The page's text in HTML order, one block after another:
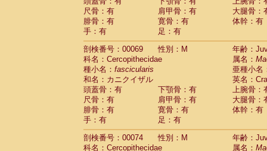
CercopithecidaeErythrocebus patas
CercopithecidaeMiopithecus talapoin
CercopithecidaeCercopithecinae spp.
CercopithecidaeColobus angolensis
CercopithecidaeColobus guereza (0)
Cercopithecidae Colobus polykomos
Cercopithecidae Piliocolobus badius
Cercopithecidae Kasi senex vetulus(0)
CercopithecidaeKasi senex
CercopithecidaeNasalis larvatus(0)
CercopithecidaePresbytes
CercopithecidaePygathrix nemaeus
CercopithecidaeSemnopithecus
Cercopithecidae
Trachypithecus
尺骨：有
肩甲骨：有
大腿骨：
腓骨：有
寛骨：有
体幹：有
手：有
足：有
剖検番号：00069
性別：M
年齢：
科名：Cercopithecidae
属名：
種小名： fascicularis
亜種小名
和名：カニクイザル
英名：
頭蓋骨：有
下顎骨：有
上腕骨：
尺骨：有
肩甲骨：有
大腿骨：
腓骨：有
寛骨：有
体幹：有
手：有
足：有
剖検番号：00074
性別：M
年齢：
科名：Cercopithecidae
属名：